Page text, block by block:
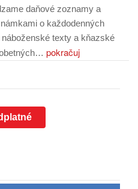
daňové zoznamy a
o každodenných
texty a kňazské
pokračuj
Ďalšie novinky»